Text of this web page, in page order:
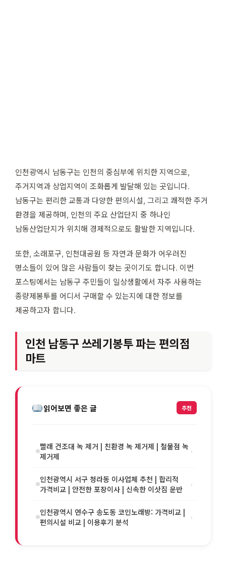
인천광역시 남동구는 인천의 중심부에 위치한 지역으로,
주거지역과 상업지역이 조화롭게 발달해 있는 곳입니다.
남동구는 편리한 교통과 다양한 편의시설, 그리고 쾌적한 주거
환경을 제공하며, 인천의 주요 산업단지 중 하나인
남동산업단지가 위치해 경제적으로도 활발한 지역입니다.
또한, 소래포구, 인천대공원 등 자연과 문화가 어우러진
명소들이 있어 많은 사람들이 찾는 곳이기도 합니다. 이번
포스팅에서는 남동구 주민들이 일상생활에서 자주 사용하는
종량제봉투를 어디서 구매할 수 있는지에 대한 정보를
제공하고자 합니다.
인천 남동구 쓰레기봉투 파는 편의점
마트
읽어보면 좋은 글 추천
빨래 건조대 녹 제거 | 친환경 녹 제거제 | 철물점 녹
제거제
›
인천광역시 서구 청라동 이사업체 추천 | 합리적
가격비교 | 안전한 포장이사 | 신속한 이삿짐 운반
›
인천광역시 연수구 송도동 코인노래방: 가격비교 |
편의시설 비교 | 이용후기 분석
›